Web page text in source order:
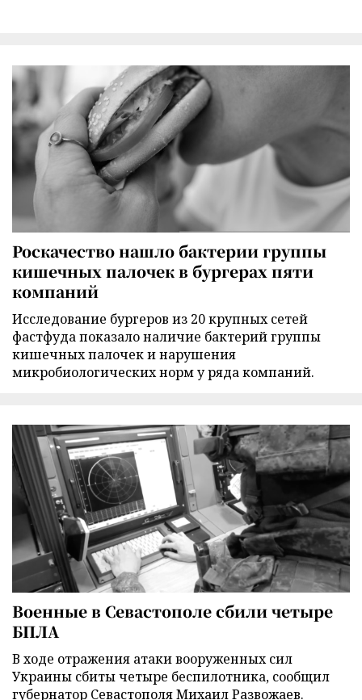
Роскачество нашло бактерии группы
кишечных палочек в бургерах пяти
компаний
Исследование бургеров из 20 крупных сетей
фастфуда показало наличие бактерий группы
кишечных палочек и нарушения
микробиологических норм у ряда компаний.
Военные в Севастополе сбили четыре
БПЛА
В ходе отражения атаки вооруженных сил
Украины сбиты четыре беспилотника, сообщил
губернатор Севастополя Михаил Развожаев.